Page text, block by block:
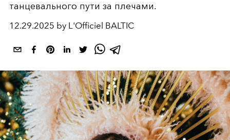
танцевального пути за плечами.
12.29.2025 by L'Officiel BALTIC